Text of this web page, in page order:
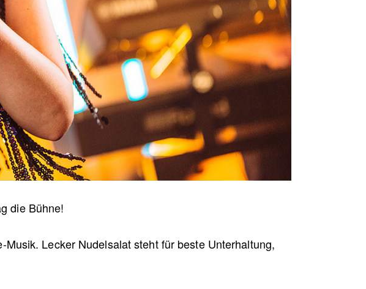
die Bühne!
Lecker Nudelsalat steht für beste Unterhaltung,